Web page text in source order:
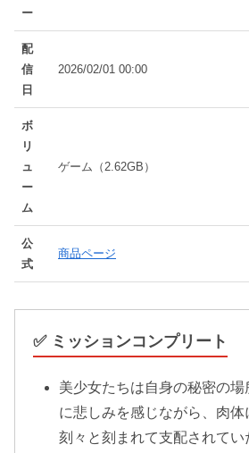
ー
配
信
日
2026/02/01 00:00
ボ
リ
ュ
ー
ム
ゲーム（2.62GB）
公
式
商品ページ
✅ ミッションコンプリート
美少女たちは自身の秘密の場
に悲しみを感じながら、肉
刻々と刻まれて支配されて